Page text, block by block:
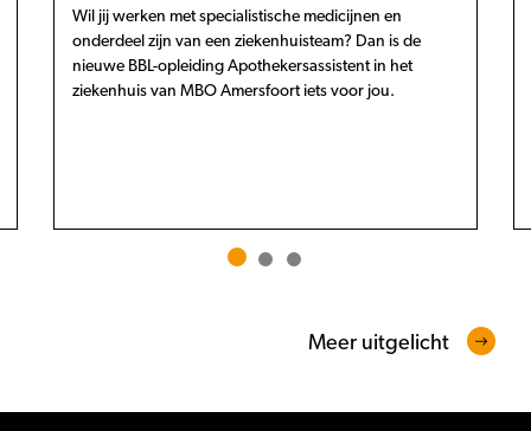
Wil jij werken met specialistische medicijnen en
onderdeel zijn van een ziekenhuisteam? Dan is de
nieuwe BBL-opleiding Apothekersassistent in het
ziekenhuis van MBO Amersfoort iets voor jou.
Meer uitgelicht